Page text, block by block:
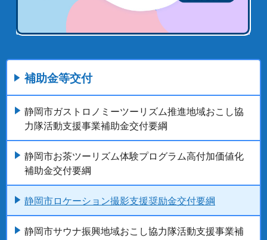
補助金等交付
静岡市ガストロノミーツーリズム推進地域おこし協
力隊活動支援事業補助金交付要綱
静岡市お茶ツーリズム体験プログラム高付加価値化
補助金交付要綱
静岡市ロケーション撮影支援奨励金交付要綱
静岡市サウナ振興地域おこし協力隊活動支援事業補